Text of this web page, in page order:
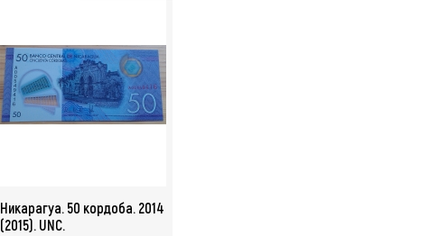
Никарагуа. 50 кордоба. 2014
(2015). UNC.